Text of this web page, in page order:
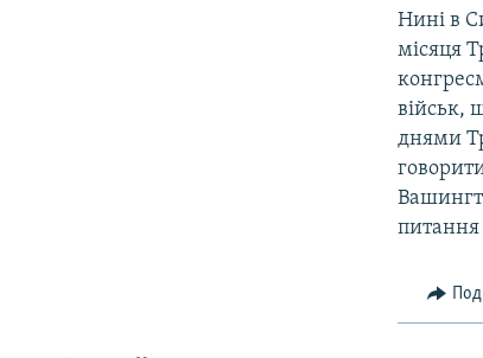
Нині в
місяця
військ,
днями
питання